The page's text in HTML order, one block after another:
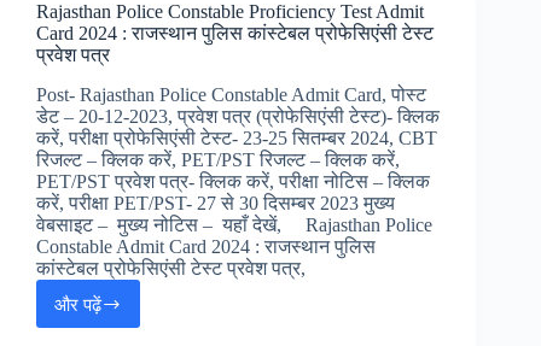
[तिथि
बड़ी]
:
हरयाणा
पुलिस
कांस्टेबल
जॉब
अलर्ट
Rajasthan Police Constable Proficiency Test Admit
Card 2024 : राजस्थान पुलिस कांस्टेबल प्रोफेसिएंसी टेस्ट
प्रवेश पत्र
Post- Rajasthan Police Constable Admit Card, पोस्ट
डेट – 20-12-2023, प्रवेश पत्र (प्रोफेसिएंसी टेस्ट)- क्लिक
करें, परीक्षा प्रोफेसिएंसी टेस्ट- 23-25 सितम्बर 2024, CBT
रिजल्ट – क्लिक करें, PET/PST रिजल्ट – क्लिक करें,
PET/PST प्रवेश पत्र- क्लिक करें, परीक्षा नोटिस – क्लिक
करें, परीक्षा PET/PST- 27 से 30 दिसम्बर 2023 मुख्य
वेबसाइट – मुख्य नोटिस – यहाँ देखें, Rajasthan Police
Constable Admit Card 2024 : राजस्थान पुलिस
कांस्टेबल प्रोफेसिएंसी टेस्ट प्रवेश पत्र,
और पढ़ेंRajasthan